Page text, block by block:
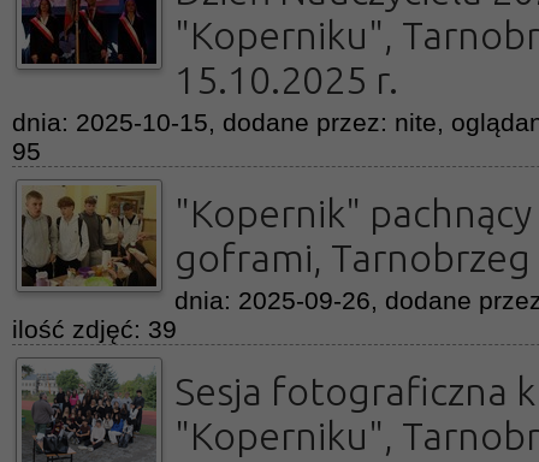
"Koperniku",
15.10.2025 r.
dnia: 2025-10-15, dodane przez: nite,
95
"Kopernik"
goframi, Tarnobrzeg
dnia: 2025-09-26, dodane
ilość zdjęć: 39
Sesja fotograficzna
"Koperniku",